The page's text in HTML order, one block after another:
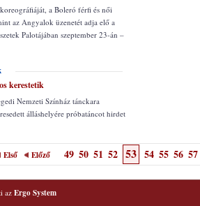
a Boleró férfi és női
az Angyalok üzenetét adja elő a
Palotájában szeptember 23-án –
kerestetik
Nemzeti Színház tánckara
álláshelyére próbatáncot hirdet
Első Előző 49 50 51 52 53 54 55 56 57
az Ergo System